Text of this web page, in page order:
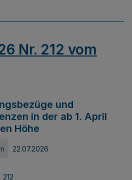
Nr. 212 vom
und
in der ab 1. April
Höhe
22.07.2026
212